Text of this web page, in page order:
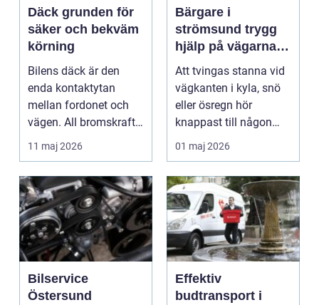
Däck grunden för
säker och bekväm
körning
Bilens däck är den
enda kontaktytan
mellan fordonet och
vägen. All bromskraft,
styrning och accelera...
11 maj 2026
Bärgare i
strömsund trygg
hjälp på vägarna
året runt
Att tvingas stanna vid
vägkanten i kyla, snö
eller ösregn hör
knappast till någon
bilägares drömscen...
01 maj 2026
Bilservice
Östersund
Effektiv
budtransport i